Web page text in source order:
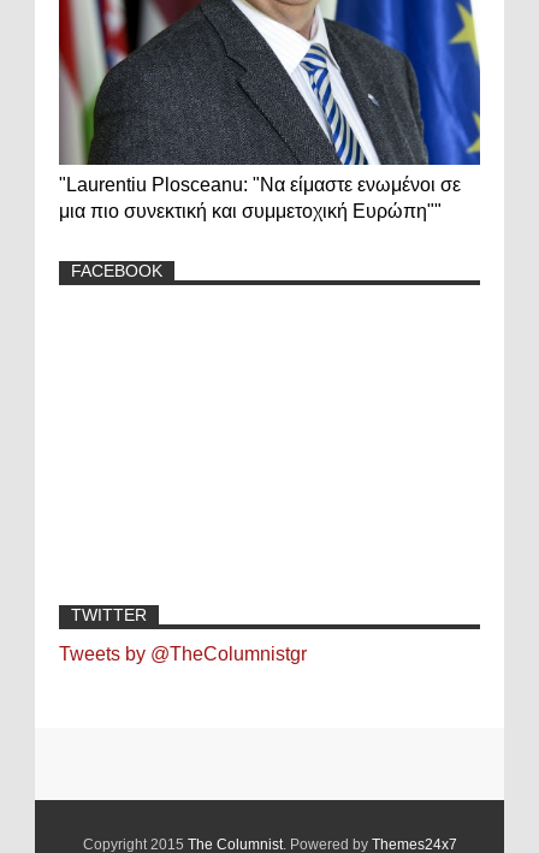
"Laurentiu Plosceanu: "Να είμαστε ενωμένοι σε
μια πιο συνεκτική και συμμετοχική Ευρώπη""
FACEBOOK
TWITTER
Tweets by @TheColumnistgr
Copyright 2015 The Columnist. Powered by Themes24x7